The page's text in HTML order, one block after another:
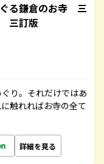
る鎌倉のお寺 三
三訂版
り。それだけではあ
触れればお寺の全て
詳細を見る